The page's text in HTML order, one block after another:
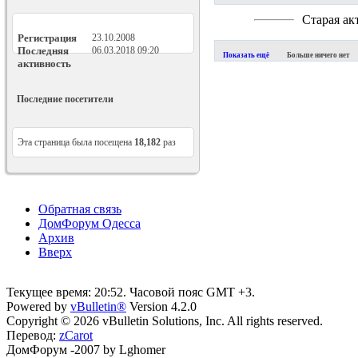
Регистрация 23.10.2008
Последняя
активность
06.03.201809:20
Последние посетители
Эта страница была посещена 18,182 раз
Старая
Показать ещё Больше ничего нет
Обратная связь
ДомФорум Одесса
Архив
Вверх
Текущее время: 20:52. Часовой пояс GMT +3.
Powered by vBulletin® Version 4.2.0
Copyright © 2026 vBulletin Solutions, Inc. All rights reserved.
Перевод: zCarot
ДомФорум -2007 by Lghomer